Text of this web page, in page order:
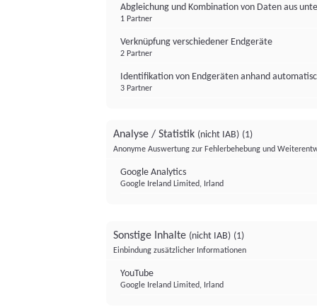
Abgleichung und Kombination von Daten aus
1 Partner
Verknüpfung verschiedener Endgeräte
2 Partner
Identifikation von Endgeräten anhand
3 Partner
Analyse / Statistik (nicht IAB) (1)
Anonyme Auswertung zur Fehlerbehebung und
Google Analytics
Google Ireland Limited, Irland
Sonstige Inhalte (nicht IAB) (1)
Einbindung zusätzlicher Informationen
YouTube
Google Ireland Limited, Irland